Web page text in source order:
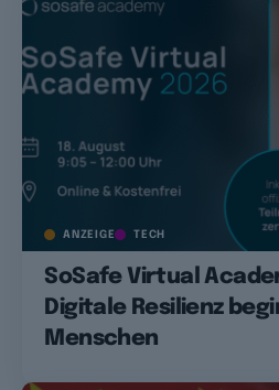
ANZEIGE TECH
SoSafe Virtual
Digitale Resilienz
Menschen